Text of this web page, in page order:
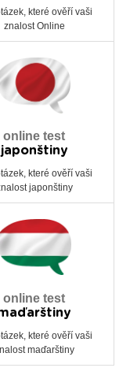
které ověří vaši
znalost Online
online test
japonštiny
které ověří vaši
japonštiny
online test
které ověří vaši
maďarštiny